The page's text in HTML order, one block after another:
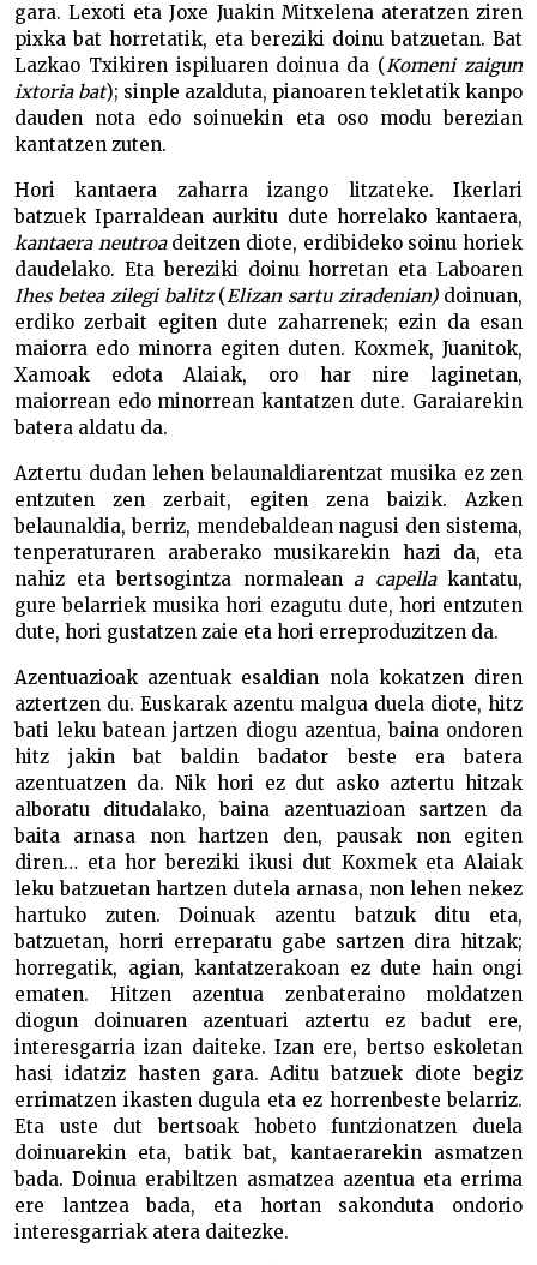
gara. Lexoti eta Joxe Juakin Mitxelena ateratzen ziren
pixka bat horretatik, eta bereziki doinu batzuetan. Bat
Lazkao Txikiren ispiluaren doinua da (Komeni zaigun
ixtoria bat); sinple azalduta, pianoaren tekletatik kanpo
dauden nota edo soinuekin eta oso modu berezian
kantatzen zuten.
Hori kantaera zaharra izango litzateke. Ikerlari
batzuek Iparraldean aurkitu dute horrelako kantaera,
kantaera neutroadeitzen diote, erdibideko soinu horiek
daudelako. Eta bereziki doinu horretan eta Laboaren
Ihes betea zilegi balitz(Elizan sartu ziradenian) doinuan,
erdiko zerbait egiten dute zaharrenek; ezin da esan
maiorra edo minorra egiten duten. Koxmek, Juanitok,
Xamoak edota Alaiak, oro har nire laginetan,
maiorrean edo minorrean kantatzen dute. Garaiarekin
batera aldatu da.
Aztertu dudan lehen belaunaldiarentzat musika ez zen
entzuten zen zerbait, egiten zena baizik. Azken
belaunaldia, berriz, mendebaldean nagusi den sistema,
tenperaturaren araberako musikarekin hazi da, eta
nahiz eta bertsogintza normalean a capellakantatu,
gure belarriek musika hori ezagutu dute, hori entzuten
dute, hori gustatzen zaie eta hori erreproduzitzen da.
Azentuazioak azentuak esaldian nola kokatzen diren
aztertzen du. Euskarak azentu malgua duela diote, hitz
bati leku batean jartzen diogu azentua, baina ondoren
hitz jakin bat baldin badator beste era batera
azentuatzen da. Nik hori ez dut asko aztertu hitzak
alboratu ditudalako, baina azentuazioan sartzen da
baita arnasa non hartzen den, pausak non egiten
diren… eta hor bereziki ikusi dut Koxmek eta Alaiak
leku batzuetan hartzen dutela arnasa, non lehen nekez
hartuko zuten. Doinuak azentu batzuk ditu eta,
batzuetan, horri erreparatu gabe sartzen dira hitzak;
horregatik, agian, kantatzerakoan ez dute hain ongi
ematen. Hitzen azentua zenbateraino moldatzen
diogun doinuaren azentuari aztertu ez badut ere,
interesgarria izan daiteke. Izan ere, bertso eskoletan
hasi idatziz hasten gara. Aditu batzuek diote begiz
errimatzen ikasten dugula eta ez horrenbeste belarriz.
Eta uste dut bertsoak hobeto funtzionatzen duela
doinuarekin eta, batik bat, kantaerarekin asmatzen
bada. Doinua erabiltzen asmatzea azentua eta errima
ere lantzea bada, eta hortan sakonduta ondorio
interesgarriak atera daitezke.